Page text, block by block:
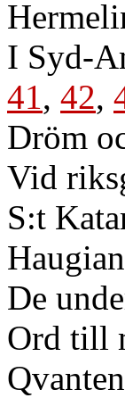
I Syd-
41, 42,
Dröm
Vid
S:t
De
Ord till
Qvanten